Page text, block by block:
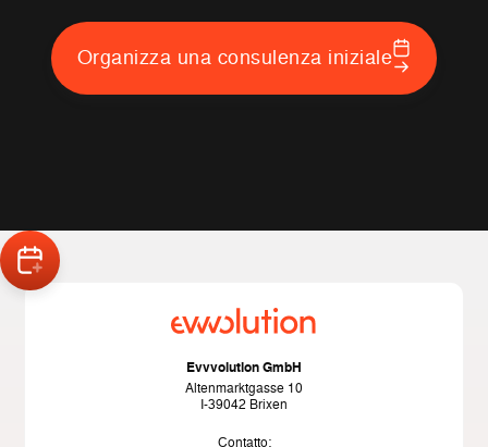
Organizza una consulenza iniziale
Evvvolution GmbH
Altenmarktgasse 10
I-39042 Brixen
Contatto: